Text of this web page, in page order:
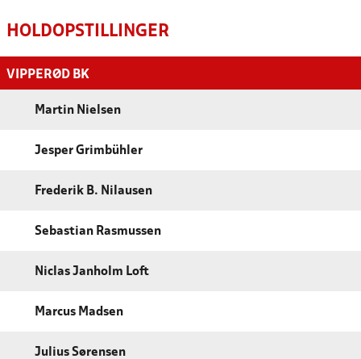
HOLDOPSTILLINGER
VIPPERØD BK
Martin Nielsen
Jesper Grimbühler
Frederik B. Nilausen
Sebastian Rasmussen
Niclas Janholm Loft
Marcus Madsen
Julius Sørensen